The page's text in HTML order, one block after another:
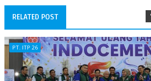
RELATED POST
PT. ITP 26